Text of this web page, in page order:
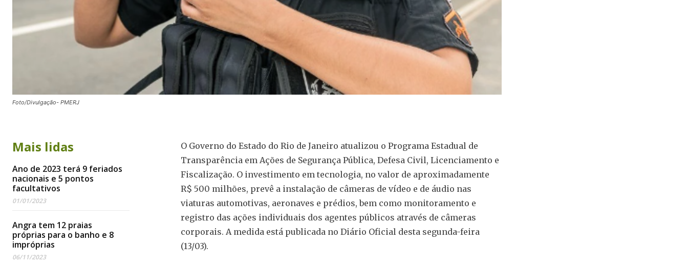
Foto/Divulgação- PMERJ
Mais lidas
Ano de 2023 terá 9 feriados
nacionais e 5 pontos
facultativos
01/01/2023
Angra tem 12 praias
próprias para o banho e 8
impróprias
06/11/2023
O Governo do Estado do Rio de Janeiro atualizou o Programa Estadual de
Transparência em Ações de Segurança Pública, Defesa Civil, Licenciamento e
Fiscalização. O investimento em tecnologia, no valor de aproximadamente
R$ 500 milhões, prevê a instalação de câmeras de vídeo e de áudio nas
viaturas automotivas, aeronaves e prédios, bem como monitoramento e
registro das ações individuais dos agentes públicos através de câmeras
corporais. A medida está publicada no Diário Oficial desta segunda-feira
(13/03).